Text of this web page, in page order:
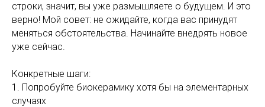
строки, значит, вы уже размышляете о будущем. И это
верно! Мой совет: не ожидайте, когда вас принудят
меняться обстоятельства. Начинайте внедрять новое
уже сейчас.
Конкретные шаги:
1. Попробуйте биокерамику хотя бы на элементарных
случаях